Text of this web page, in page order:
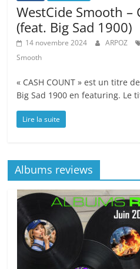
WestCide Smooth –
(feat. Big Sad 1900)
14 novembre 2024 ARPOZ
Smooth
« CASH COUNT » est un titre
Big Sad 1900 en featuring. Le
Lire la suite
Albums reviews